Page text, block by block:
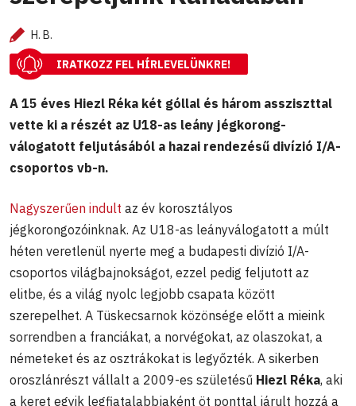
H. B.
IRATKOZZ FEL HÍRLEVELÜNKRE!
A 15 éves Hiezl Réka két góllal és három assziszttal
vette ki a részét az U18-as leány jégkorong-
válogatott feljutásából a hazai rendezésű divízió I/A-
csoportos vb-n.
Nagyszerűen indult az év korosztályos
jégkorongozóinknak. Az U18-as leányválogatott a múlt
héten veretlenül nyerte meg a budapesti divízió I/A-
csoportos világbajnokságot, ezzel pedig feljutott az
elitbe, és a világ nyolc legjobb csapata között
szerepelhet. A Tüskecsarnok közönsége előtt a mieink
sorrendben a franciákat, a norvégokat, az olaszokat, a
németeket és az osztrákokat is legyőzték. A sikerben
oroszlánrészt vállalt a 2009-es születésű Hiezl Réka, aki
a keret egyik legfiatalabbjaként öt ponttal járult hozzá a